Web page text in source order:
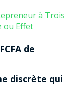
de
discrète qui